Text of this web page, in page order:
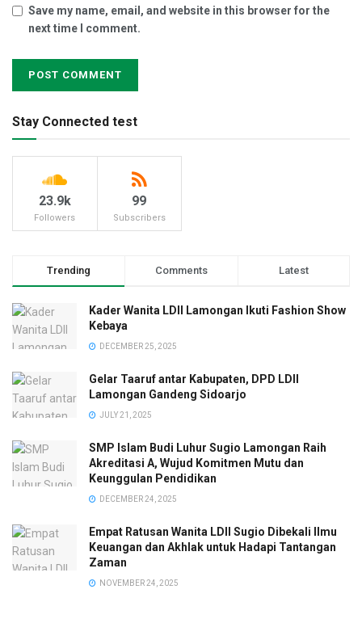
Save my name, email, and website in this browser for the
next time I comment.
Stay Connected test
23.9k
Followers
99
Subscribers
Trending Comments Latest
Kader Wanita LDII Lamongan Ikuti Fashion Show
Kebaya
DECEMBER 25, 2025
Gelar Taaruf antar Kabupaten, DPD LDII
Lamongan Gandeng Sidoarjo
JULY 21, 2025
SMP Islam Budi Luhur Sugio Lamongan Raih
Akreditasi A, Wujud Komitmen Mutu dan
Keunggulan Pendidikan
DECEMBER 24, 2025
Empat Ratusan Wanita LDII Sugio Dibekali Ilmu
Keuangan dan Akhlak untuk Hadapi Tantangan
Zaman
NOVEMBER 24, 2025